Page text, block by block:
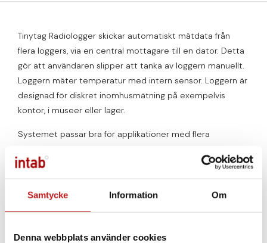
Samtycke Information Om
Denna webbplats använder cookies
Tinytag Radiologger skickar automatiskt mätdata från
flera loggers, via en central mottagare till en dator. Detta
gör att användaren slipper att tanka av loggern manuellt.
Loggern mäter temperatur med intern sensor. Loggern är
designad för diskret inomhusmätning på exempelvis
kontor, i museer eller lager.
Systemet passar bra för applikationer med flera
Windows Gateway. Data visas direkt i datorn, lokalt i ett
nätverk eller på distans via internet.
Systemet bildar ett flexibelt och självkonfigurerande
optimala vägen att kommunicera med mottagaren.